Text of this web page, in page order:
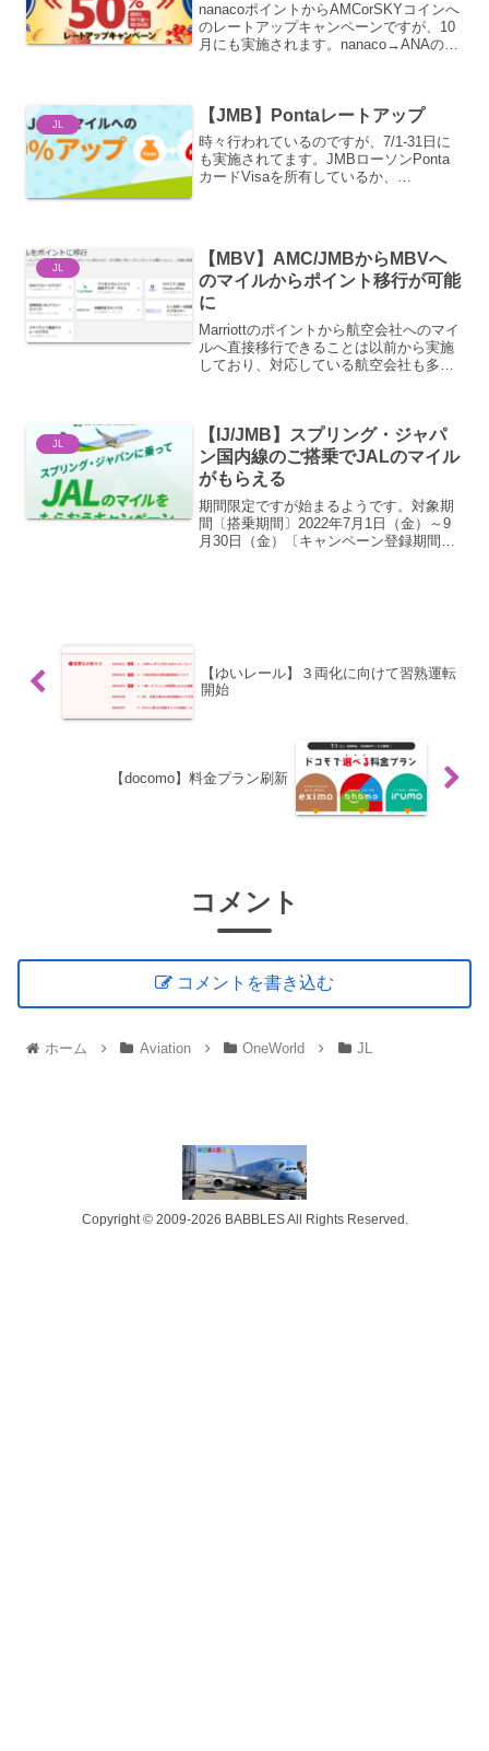
nanacoポイントからAMCorSKYコインへ
のレートアップキャンペーンですが、10
月にも実施されます。nanaco→ANAのマ
JL 【JMB】Pontaレートアップ
時々行われているのですが、7/1-31日に
も実施されてます。JMBローソンPonta
カードVisaを所有しているか、
されま...
JL
【MBV】AMC/JMBからMBVへ
のマイルからポイント移行が可能
に
Marriottのポイントから航空会社へのマイ
ルへ直接移行できることは以前から実施
しており、対応している航空会社も多い
下旬...
JL
【IJ/JMB】スプリング・ジャパ
ン国内線のご搭乗でJALのマイル
がもらえる
期間限定ですが始まるようです。対象期
間〔搭乗期間〕2022年7月1日（金）～9
月30日（金）〔キャンペーン登録期間〕
【ゆいレール】３両化に向けて習熟運転
開始
【docomo】料金プラン刷新
コメント
コメントを書き込む
ホーム Aviation OneWorld JL
Copyright © 2009-2026 BABBLES All Rights Reserved.